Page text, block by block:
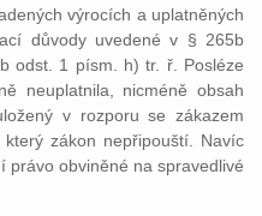
výrocích a uplatněných
důvody uvedené v § 265b
odst. 1 písm. h) tr. ř. Posléze
neuplatnila, nicméně obsah
v rozporu se zákazem
zákon nepřipouští. Navíc
právo obviněné na spravedlivé